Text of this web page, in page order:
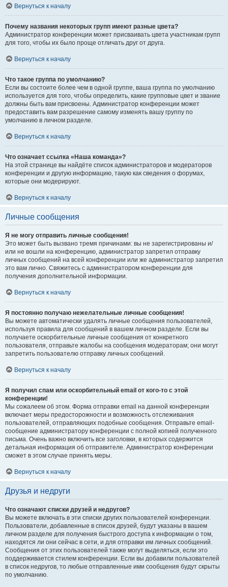
Вернуться к началу
Почему названия некоторых групп имеют разные цвета?
Администратор конференции может присваивать цвета участникам групп
для того, чтобы их было проще отличать друг от друга.
Вернуться к началу
Что такое группа по умолчанию?
Если вы состоите более чем в одной группе, ваша группа по умолчанию
используется для того, чтобы определить, какие групповые цвет и звание
должны быть вам присвоены. Администратор конференции может
предоставить вам разрешение самому изменять вашу группу по
умолчанию в личном разделе.
Вернуться к началу
Что означает ссылка «Наша команда»?
На этой странице вы найдёте список администраторов и модераторов
конференции и другую информацию, такую как сведения о форумах,
которые они модерируют.
Вернуться к началу
Личные сообщения
Я не могу отправить личные сообщения!
Это может быть вызвано тремя причинами: вы не зарегистрированы и/
или не вошли на конференцию, администратор запретил отправку
личных сообщений на всей конференции или же администратор запретил
это вам лично. Свяжитесь с администратором конференции для
получения дополнительной информации.
Вернуться к началу
Я постоянно получаю нежелательные личные сообщения!
Вы можете автоматически удалять личные сообщения пользователей,
используя правила для сообщений в вашем личном разделе. Если вы
получаете оскорбительные личные сообщения от конкретного
пользователя, отправьте жалобы на сообщения модераторам; они могут
запретить пользователю отправку личных сообщений.
Вернуться к началу
Я получил спам или оскорбительный email от кого-то с этой
конференции!
Мы сожалеем об этом. Форма отправки email на данной конференции
включает меры предосторожности и возможность отслеживания
пользователей, отправляющих подобные сообщения. Отправьте email-
сообщение администратору конференции с полной копией полученного
письма. Очень важно включить все заголовки, в которых содержится
детальная информация об отправителе. Администратор конференции
сможет в этом случае принять меры.
Вернуться к началу
Друзья и недруги
Что означают списки друзей и недругов?
Вы можете включать в эти списки других пользователей конференции.
Пользователи, добавленные в список друзей, будут указаны в вашем
личном разделе для получения быстрого доступа к информации о том,
находятся ли они сейчас в сети, и для отправки им личных сообщений.
Сообщения от этих пользователей также могут выделяться, если это
поддерживается стилем конференции. Если вы добавили пользователей
в список недругов, то любые отправленные ими сообщения будут скрыты
по умолчанию.